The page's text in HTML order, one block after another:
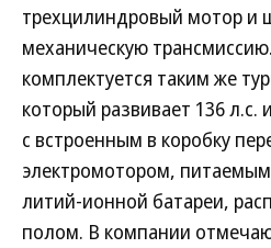
трехцилиндровый мотор и
механическую
комплектуется таким же
который развивает 136 л.с.
с встроенным в коробку
электромотором,
литий-ионной батареи,
полом. В компании